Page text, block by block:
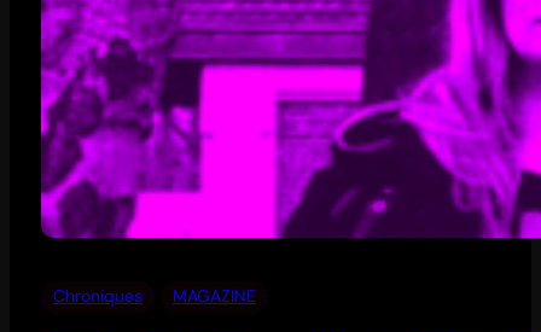
Chroniques MAGAZINE